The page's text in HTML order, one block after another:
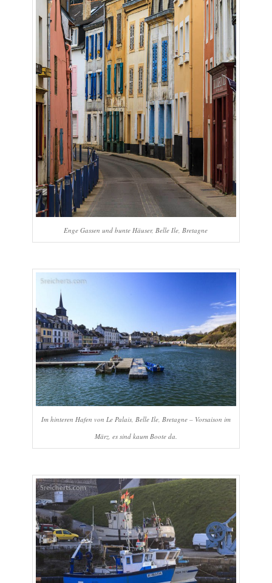
Enge Gassen und bunte Häuser, Belle Ile, Bretagne
Im hinteren Hafen von Le Palais, Belle Ile, Bretagne – Vorsaison im
März, es sind kaum Boote da.